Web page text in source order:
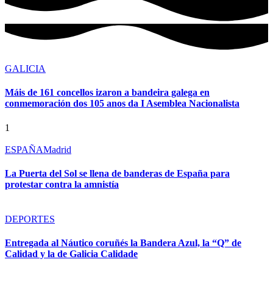
GALICIA
Máis de 161 concellos izaron a bandeira galega en
conmemoración dos 105 anos da I Asemblea Nacionalista
1
ESPAÑAMadrid
La Puerta del Sol se llena de banderas de España para
protestar contra la amnistía
DEPORTES
Entregada al Náutico coruñés la Bandera Azul, la “Q” de
Calidad y la de Galicia Calidade